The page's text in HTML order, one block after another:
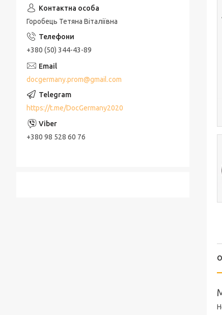
Горобець Тетяна Віталіївна
+380 (50) 344-43-89
docgermany.prom@gmail.com
https://t.me/DocGermany2020
+380 98 528 60 76